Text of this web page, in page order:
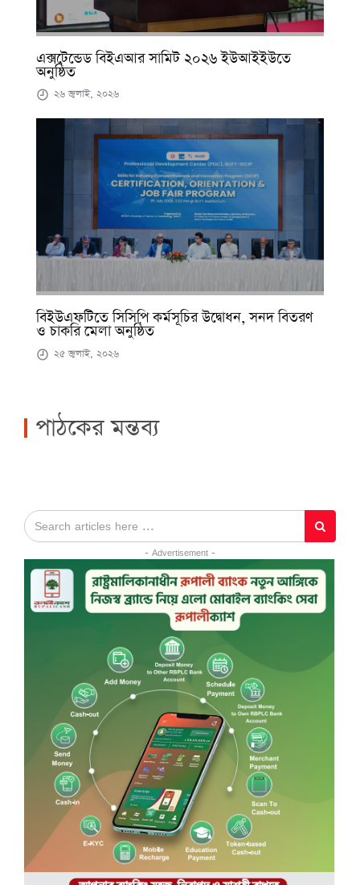
এক্সটেন্ডেড বিইএআর সামিট ২০২৬ ইউআইইউতে
অনুষ্ঠিত
২৬ জুলাই, ২০২৬
বিইউএফটিতে সিসিপি কর্মসূচির উদ্বোধন, সনদ বিতরণ
ও চাকরি মেলা অনুষ্ঠিত
২৫ জুলাই, ২০২৬
পাঠকের মন্তব্য
- Advertisement -